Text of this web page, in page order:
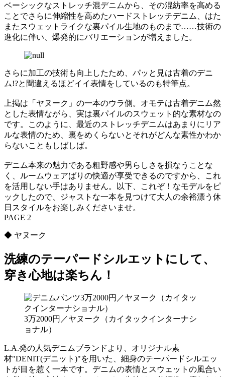
ベーシックなストレッチ混デニムから、その混紡率を高める
ことでさらに伸縮性を高めたハードストレッチデニム、はた
またスウェットライクな裏パイル生地のものまで……技術の
進化に伴い、爆発的にバリエーションが増えました。
さらに加工の技術も向上したため、パッと見は古着のデニ
ム!?と間違えるほどイイ表情をしているのも特筆点。
上掲は「ヤヌーク」の一本のウラ側。オモテは古着デニム然
とした表情ながら、実は裏パイルのスウェット的な素材なの
です。このように、最近のストレッチデニムはあまりにリア
ルな表情のため、裏をめくらないとそれがどんな素性かわか
らないこともしばしば。
デニム本来の魅力である粗野感や男らしさを損なうことな
く、ルームウェアばりの快適が享受できるのですから、これ
を活用しない手はありません。以下、これぞ！なモデルをピ
ックしたので、ジャストな一本を見つけて大人の余裕漂う休
日スタイルをお楽しみくださいませ。
PAGE 2
◆ ヤヌーク
洗練のテーパードシルエットにして、
穿き心地は楽ちん！
3万2000円／ヤヌーク（カイタックインターナシ
ョナル）
L.A.発の人気デニムブランドより、オリジナル素
材"DENIT(デニット)"を用いた、細身のテーパードシルエッ
トが目を惹く一本です。デニムの表情とスウェットの風合い